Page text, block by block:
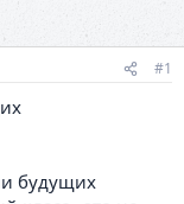
#1
будущих